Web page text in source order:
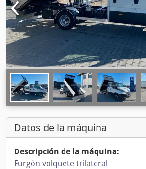
Datos de la máquina
Descripción de la máquina:
Furgón volquete trilateral